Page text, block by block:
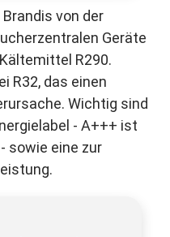
von der
Geräte
R290.
R32, das einen
Wichtig sind
- A+++ ist
sowie eine zur